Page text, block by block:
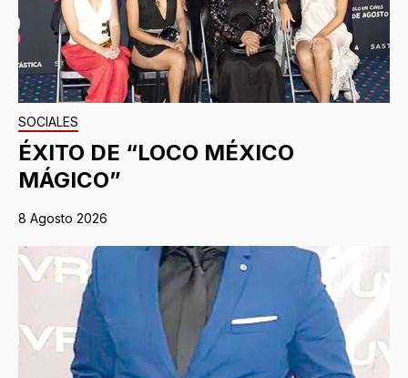
SOCIALES
ÉXITO DE “LOCO MÉXICO
MÁGICO”
8 Agosto 2026